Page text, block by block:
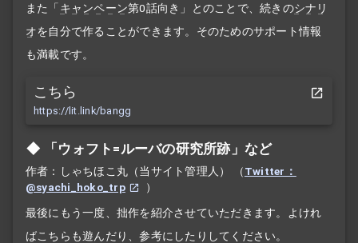
また「キャンペーン第0話向き」とのことで、続きのシナリ
オを自分で作ることができます。そのためのサポート情報
も満載です。
こちら
https://lit.link/bangg
「ウォフト=ルーバの研究所跡」など
作者：しゃちほこ丸（当サイト管理人） （Twitter：
@syachi_hoko_trp
）
最後にもう一度、拙作を紹介させていただきます。よけれ
ばこちらも遊んだり、参考にしたりしてください。